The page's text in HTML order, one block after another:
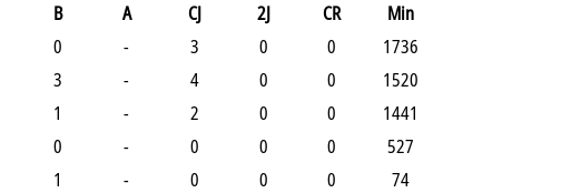
B A CJ 2J CR
Min
0 - 3 0 0
1736
3 - 4 0 0
1520
1 - 2 0 0
1441
0 - 0 0 0
527
1 - 0 0 0
74